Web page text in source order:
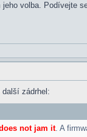
volba.
zádrhel:
not jam it. A